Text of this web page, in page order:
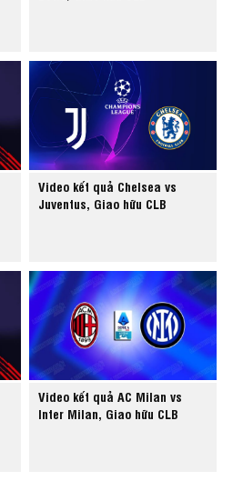
Video kết quả Chelsea vs
Juventus, Giao hữu CLB
Video kết quả AC Milan vs
Inter Milan, Giao hữu CLB